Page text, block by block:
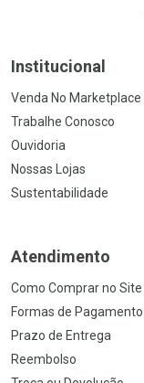
Institucional
Venda No Marketplace
Trabalhe Conosco
Ouvidoria
Nossas Lojas
Sustentabilidade
Atendimento
Como Comprar no Site
Formas de Pagamento
Prazo de Entrega
Reembolso